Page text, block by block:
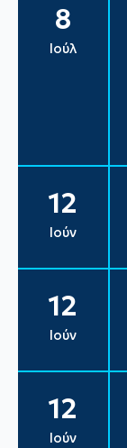
8
Ιούλ
12
Ιούν
12
Ιούν
12
Ιούν